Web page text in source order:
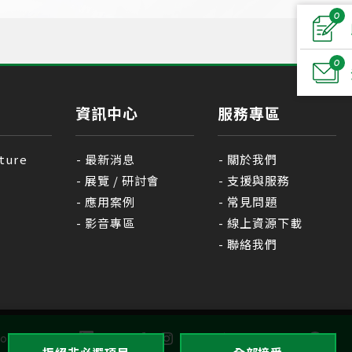
資訊中心
最新消息
展覽 / 研討會
應用案例
影音專區
服務專區
關於我們
支援與服務
常見問題
線上資源下載
聯絡我們
Us : GO TOP
0
0